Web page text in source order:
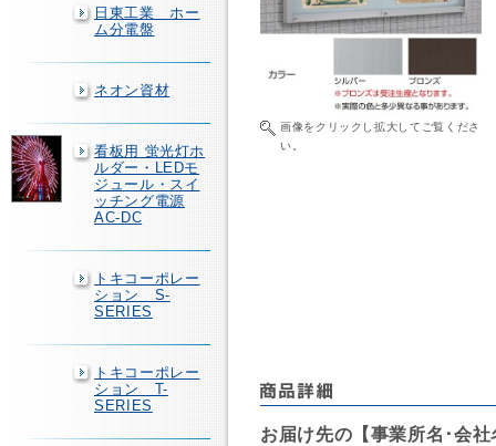
日東工業 ホー
ム分電盤
ネオン資材
看板用 蛍光灯ホ
ルダー・LEDモ
ジュール・スイ
ッチング電源
AC-DC
トキコーポレー
ション S-
SERIES
トキコーポレー
ション T-
SERIES
画像をクリックし拡大してご覧くださ
い。
お届け先の【事業所名･会